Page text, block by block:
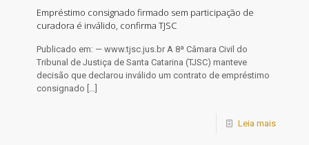
Empréstimo consignado firmado sem participação de
curadora é inválido, confirma TJSC
Publicado em: — www.tjsc.jus.br A 8ª Câmara Civil do
Tribunal de Justiça de Santa Catarina (TJSC) manteve
decisão que declarou inválido um contrato de empréstimo
consignado […]
Leia mais